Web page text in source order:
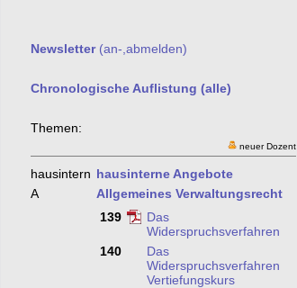
Newsletter(an-,abmelden)
Chronologische Auflistung (alle)
Themen:
neuer Dozent
hausintern hausinterne Angebote
A
Allgemeines Verwaltungsrecht
139
Das
Widerspruchsverfahren
140
Das
Widerspruchsverfahren
Vertiefungskurs